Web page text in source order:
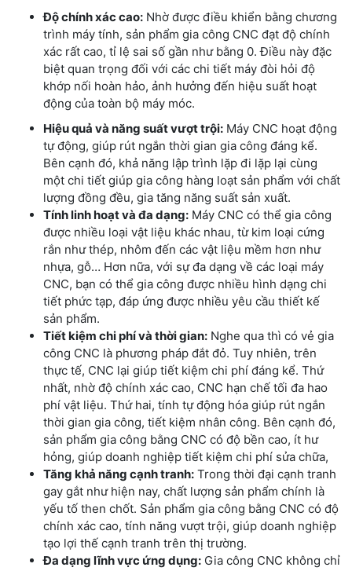
Độ chính xác cao: Nhờ được điều khiển bằng chương
trình máy tính, sản phẩm gia công CNC đạt độ chính
xác rất cao, tỉ lệ sai số gần như bằng 0. Điều này đặc
biệt quan trọng đối với các chi tiết máy đòi hỏi độ
khớp nối hoàn hảo, ảnh hưởng đến hiệu suất hoạt
động của toàn bộ máy móc.
Hiệu quả và năng suất vượt trội: Máy CNC hoạt động
tự động, giúp rút ngắn thời gian gia công đáng kể.
Bên cạnh đó, khả năng lập trình lặp đi lặp lại cùng
một chi tiết giúp gia công hàng loạt sản phẩm với chất
lượng đồng đều, gia tăng năng suất sản xuất.
Tính linh hoạt và đa dạng: Máy CNC có thể gia công
được nhiều loại vật liệu khác nhau, từ kim loại cứng
rắn như thép, nhôm đến các vật liệu mềm hơn như
nhựa, gỗ… Hơn nữa, với sự đa dạng về các loại máy
CNC, bạn có thể gia công được nhiều hình dạng chi
tiết phức tạp, đáp ứng được nhiều yêu cầu thiết kế
sản phẩm.
Tiết kiệm chi phí và thời gian: Nghe qua thì có vẻ gia
công CNC là phương pháp đắt đỏ. Tuy nhiên, trên
thực tế, CNC lại giúp tiết kiệm chi phí đáng kể. Thứ
nhất, nhờ độ chính xác cao, CNC hạn chế tối đa hao
phí vật liệu. Thứ hai, tính tự động hóa giúp rút ngắn
thời gian gia công, tiết kiệm nhân công. Bên cạnh đó,
sản phẩm gia công bằng CNC có độ bền cao, ít hư
hỏng, giúp doanh nghiệp tiết kiệm chi phí sửa chữa,
Tăng khả năng cạnh tranh: Trong thời đại cạnh tranh
gay gắt như hiện nay, chất lượng sản phẩm chính là
yếu tố then chốt. Sản phẩm gia công bằng CNC có độ
chính xác cao, tính năng vượt trội, giúp doanh nghiệp
tạo lợi thế cạnh tranh trên thị trường.
Đa dạng lĩnh vực ứng dụng: Gia công CNC không chỉ